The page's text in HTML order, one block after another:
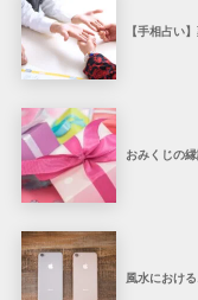
【手相占い
おみくじの
風水におけ